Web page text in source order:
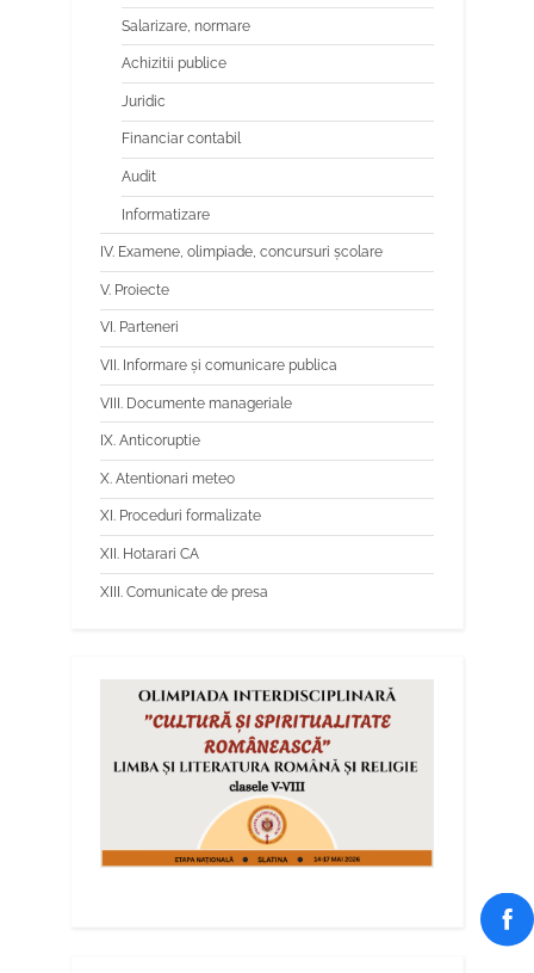
Salarizare, normare
Achizitii publice
Juridic
Financiar contabil
Audit
Informatizare
IV. Examene, olimpiade, concursuri școlare
V. Proiecte
VI. Parteneri
VII. Informare și comunicare publica
VIII. Documente manageriale
IX. Anticoruptie
X. Atentionari meteo
XI. Proceduri formalizate
XII. Hotarari CA
XIII. Comunicate de presa